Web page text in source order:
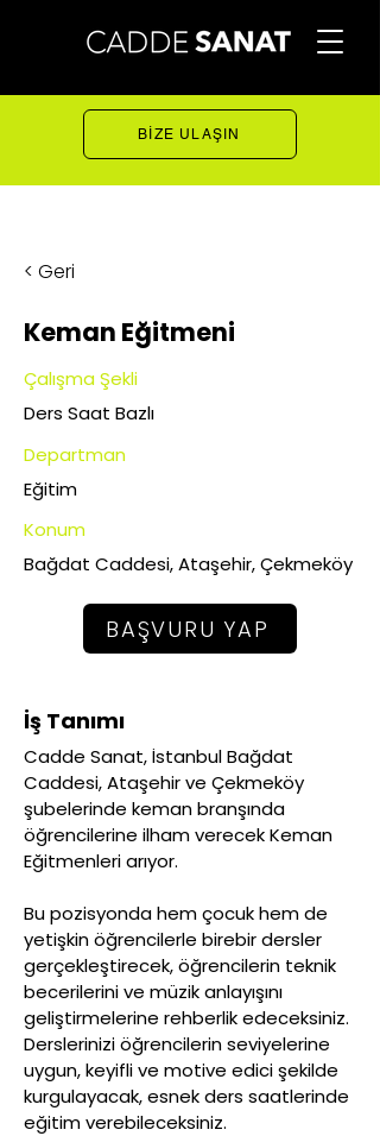
BİZE ULAŞIN
< Geri
Keman Eğitmeni
Çalışma Şekli
Ders Saat Bazlı
Departman
Eğitim
Konum
Bağdat Caddesi, Ataşehir, Çekmeköy
BAŞVURU YAP
İş Tanımı
Cadde Sanat, İstanbul Bağdat
Caddesi, Ataşehir ve Çekmeköy
şubelerinde keman branşında
öğrencilerine ilham verecek Keman
Eğitmenleri arıyor.
Bu pozisyonda hem çocuk hem de
yetişkin öğrencilerle birebir dersler
gerçekleştirecek, öğrencilerin teknik
becerilerini ve müzik anlayışını
geliştirmelerine rehberlik edeceksiniz.
Derslerinizi öğrencilerin seviyelerine
uygun, keyifli ve motive edici şekilde
kurgulayacak, esnek ders saatlerinde
eğitim verebileceksiniz.